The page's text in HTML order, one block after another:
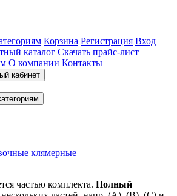
Корзина Регистрация Вход
каталог Скачать прайс-лист
О компании Контакты
кабинет
клямерные
частью комплекта. Полный